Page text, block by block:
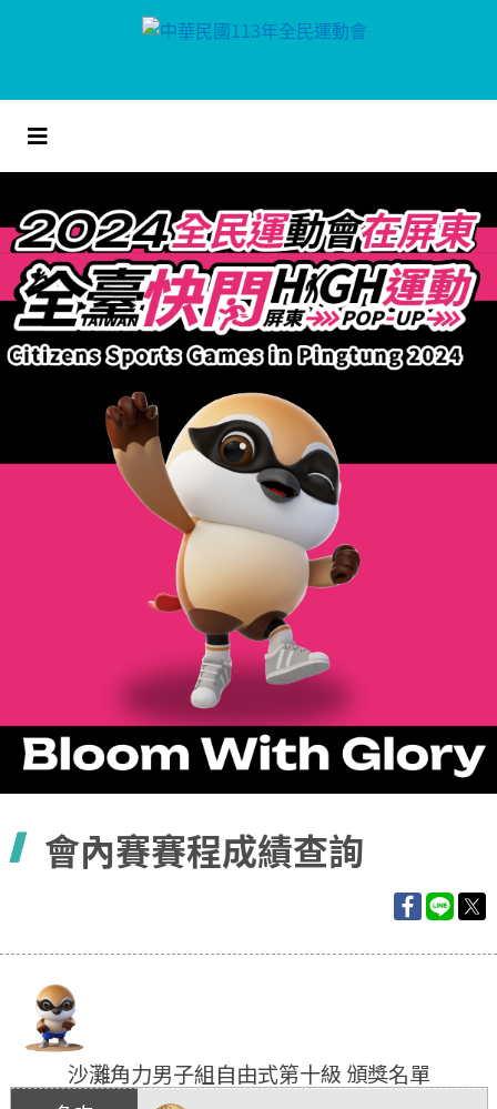
主
要
內
會內賽賽程成績查詢
沙灘角力男子組自由式第十級 頒獎名單